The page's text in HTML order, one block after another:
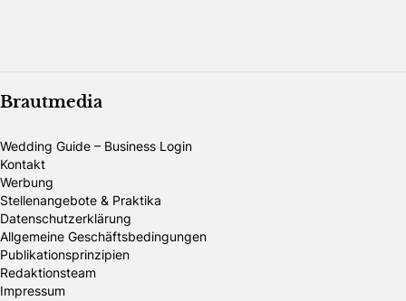
Brautmedia
Wedding Guide – Business Login
Kontakt
Werbung
Stellenangebote & Praktika
Datenschutzerklärung
Allgemeine Geschäftsbedingungen
Publikationsprinzipien
Redaktionsteam
Impressum